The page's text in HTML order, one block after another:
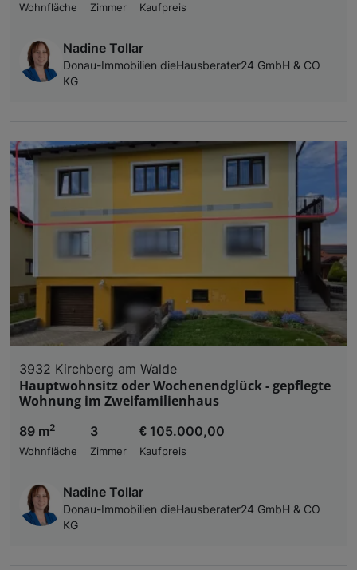
Wohnfläche
Zimmer Kaufpreis
Nadine Tollar
Donau-Immobilien dieHausberater24 GmbH & CO
KG
3932 Kirchberg am Walde
Hauptwohnsitz oder Wochenendglück - gepflegte
Wohnung im Zweifamilienhaus
89 m2
Wohnfläche
3
Zimmer
€ 105.000,00
Kaufpreis
Nadine Tollar
Donau-Immobilien dieHausberater24 GmbH & CO
KG